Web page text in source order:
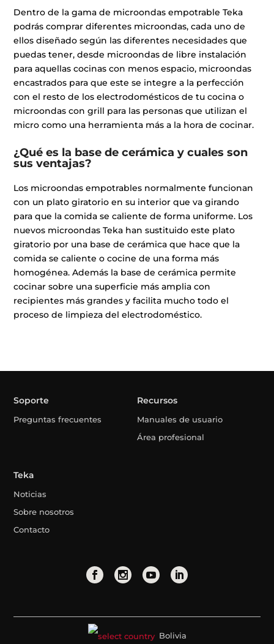
Dentro de la gama de microondas empotrable Teka
podrás comprar diferentes microondas, cada uno de
ellos diseñado según las diferentes necesidades que
puedas tener, desde microondas de libre instalación
para aquellas cocinas con menos espacio, microondas
encastrados para que este se integre a la perfección
con el resto de los electrodomésticos de tu cocina o
microondas con grill para las personas que utilizan el
micro como una herramienta más a la hora de cocinar.
¿Qué es la base de cerámica y cuales son
sus ventajas?
Los microondas empotrables normalmente funcionan
con un plato giratorio en su interior que va girando
para que la comida se caliente de forma uniforme. Los
nuevos microondas Teka han sustituido este plato
giratorio por una base de cerámica que hace que la
comida se caliente o cocine de una forma más
homogénea. Además la base de cerámica permite
cocinar sobre una superficie más amplia con
recipientes más grandes y facilita mucho todo el
proceso de limpieza del electrodoméstico.
Soporte
Preguntas frecuentes
Recursos
Manuales de usuario
Área profesional
Teka
Noticias
Sobre nosotros
Contacto
Bolivia